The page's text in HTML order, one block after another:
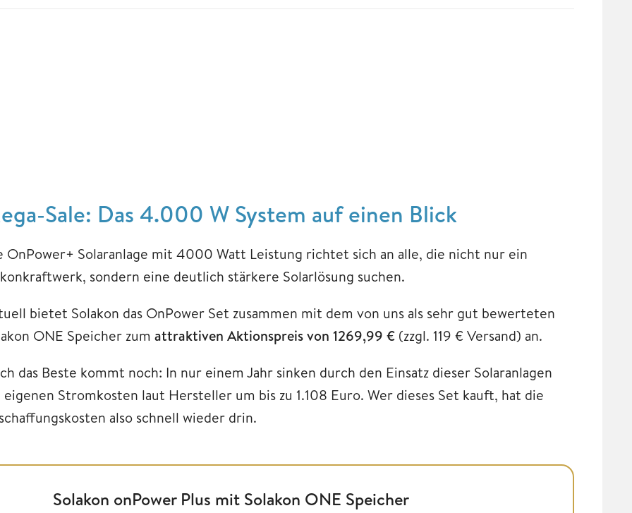
Sale: Das 4.000 W System auf einen Blick
OnPower+ Solaranlage mit 4000 Watt Leistung richtet sich an alle, die nicht nur ein
sondern eine deutlich stärkere Solarlösung suchen.
bietet Solakon das OnPower Set zusammen mit dem von uns als sehr gut bewerteten
ONE Speicher zum attraktiven Aktionspreis von 1269,99 € (zzgl. 119 € Versand) an.
das Beste kommt noch: In nur einem Jahr sinken durch den Einsatz dieser Solaranlagen
eigenen Stromkosten laut Hersteller um bis zu 1.108 Euro. Wer dieses Set kauft, hat die
also schnell wieder drin.
Solakon onPower Plus mit Solakon ONE Speicher